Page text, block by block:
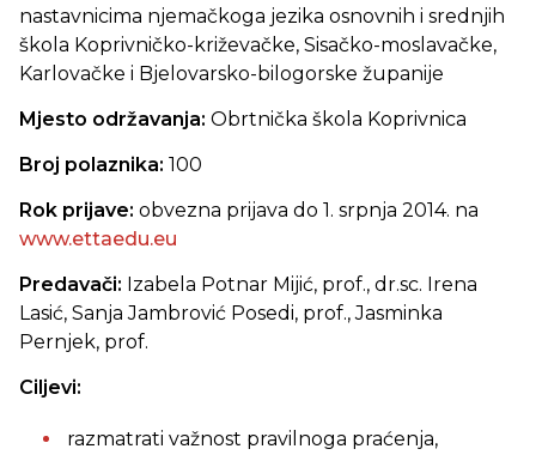
nastavnicima njemačkoga jezika osnovnih i srednjih
škola Koprivničko-križevačke, Sisačko-moslavačke,
Karlovačke i Bjelovarsko-bilogorske županije
Mjesto održavanja: Obrtnička škola Koprivnica
Broj polaznika: 100
Rok prijave: obvezna prijava do 1. srpnja 2014. na
www.ettaedu.eu
Predavači: Izabela Potnar Mijić, prof., dr.sc. Irena
Lasić, Sanja Jambrović Posedi, prof., Jasminka
Pernjek, prof.
Ciljevi:
razmatrati važnost pravilnoga praćenja,